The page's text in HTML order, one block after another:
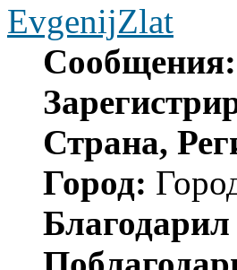
EvgenijZlat
Сообщения:
Страна,
Город: